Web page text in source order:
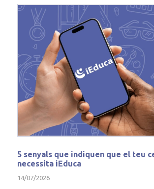
5 senyals que indiquen que el teu
necessita iEduca
14/07/2026